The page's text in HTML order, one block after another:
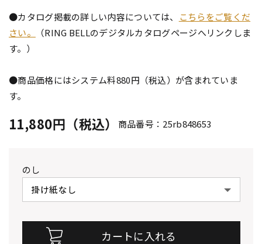
●カタログ掲載の詳しい内容については、
こちらをご覧くだ
さい。
（RING BELLのデジタルカタログページへリンクしま
す。）
●商品価格にはシステム料880円（税込）が含まれていま
す。
11,880円（税込） 商品番号：25rb848653
のし